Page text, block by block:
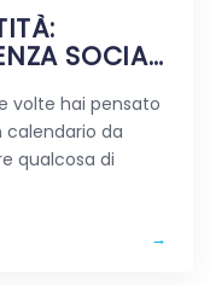
SOCIAL
volte hai pensato
calendario da
qualcosa di
→